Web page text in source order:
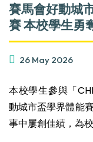
賽馬會好動城
賽 本校學生勇
26 May 2026
本校學生參與「
動城市盃學界體能
事中屢創佳績，為校